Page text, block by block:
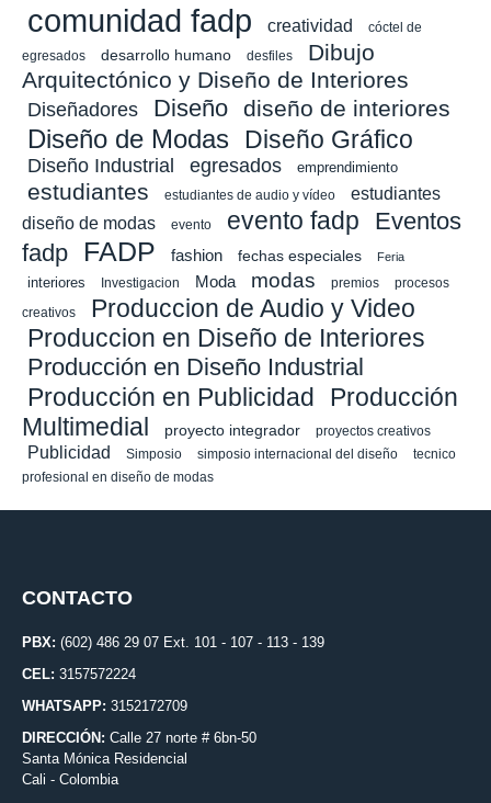
comunidad fadp creatividad
cóctel de
egresados
desarrollo humano desfiles
Dibujo
Arquitectónico y Diseño de Interiores
Diseñadores Diseño diseño de interiores
Diseño de Modas Diseño Gráfico
Diseño Industrial egresados emprendimiento
estudiantes estudiantes de audio y vídeo
estudiantes
diseño de modas
evento evento fadp
Eventos
fadp
FADP fashion fechas especiales Feria
interiores Investigacion Moda modas premios procesos
creativos Produccion de Audio y Video
Produccion en Diseño de Interiores
Producción en Diseño Industrial
Producción en Publicidad
Producción
Multimedial
proyecto integrador proyectos creativos
Publicidad Simposio simposio internacional del diseño
tecnico
profesional en diseño de modas
CONTACTO
PBX: (602) 486 29 07 Ext. 101 - 107 - 113 - 139
CEL: 3157572224
WHATSAPP: 3152172709
DIRECCIÓN: Calle 27 norte # 6bn-50
Santa Mónica Residencial
Cali - Colombia